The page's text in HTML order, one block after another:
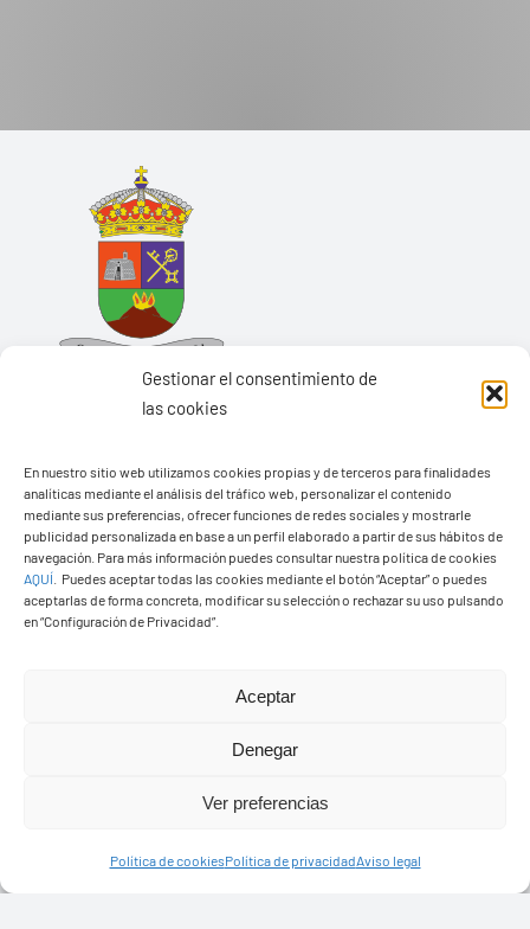
Gestionar el consentimiento de
las cookies
En nuestro sitio web utilizamos cookies propias y de terceros para finalidades
analíticas mediante el análisis del tráfico web, personalizar el contenido
mediante sus preferencias, ofrecer funciones de redes sociales y mostrarle
publicidad personalizada en base a un perfil elaborado a partir de sus hábitos de
navegación. Para más información puedes consultar nuestra política de cookies
AQUÍ
Puedes aceptar todas las cookies mediante el botón “Aceptar” o puedes
aceptarlas de forma concreta, modificar su selección o rechazar su uso pulsando
en “Configuración de Privacidad”.
Aceptar
Denegar
Ver preferencias
Política de cookiesPolítica de privacidadAviso legal
Ayuntamiento de Yaiza
Pza. de Los Remedios, 1
35570 – Yaiza
Tel:928 83 62 20
© Copyright2026 Ayuntamiento de Yaiza - Todos los